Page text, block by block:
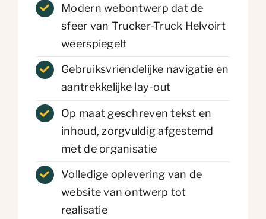
Modern webontwerp dat de
sfeer van Trucker-Truck Helvoirt
weerspiegelt
Gebruiksvriendelijke navigatie en
aantrekkelijke lay-out
Op maat geschreven tekst en
inhoud, zorgvuldig afgestemd
met de organisatie
Volledige oplevering van de
website van ontwerp tot
realisatie